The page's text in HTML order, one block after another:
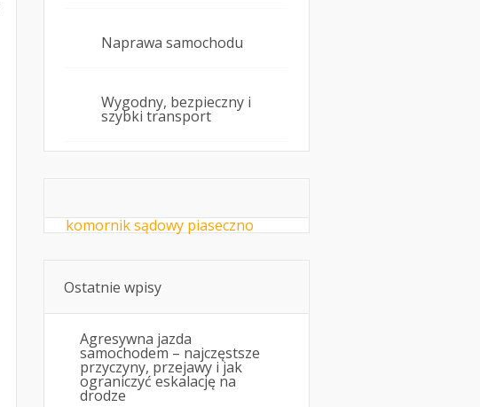
Naprawa samochodu
Wygodny, bezpieczny i
szybki transport
komornik sądowy piaseczno
Ostatnie wpisy
Agresywna jazda
samochodem – najczęstsze
przyczyny, przejawy i jak
ograniczyć eskalację na
drodze